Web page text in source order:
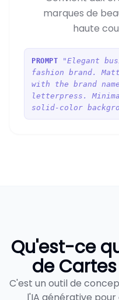
marques de
haute
PROMPT
"Elegant
fashion brand.
with the brand
letterpress.
solid-color
Qu'est-ce
de
C'est un outil de